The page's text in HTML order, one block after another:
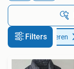
Filters
Kleding | Heren